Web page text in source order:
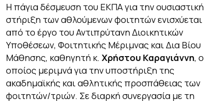
Η πάγια δέσμευση του ΕΚΠΑ για την ουσιαστική
στήριξη των αθλούμενων φοιτητών ενισχύεται
από το έργο του Αντιπρύτανη Διοικητικών
Υποθέσεων, Φοιτητικής Μέριμνας και Δια Βίου
Μάθησης, καθηγητή κ. Χρήστου Καραγιάννη, ο
οποίος μεριμνά για την υποστήριξη της
ακαδημαϊκής και αθλητικής προσπάθειας των
φοιτητών/τριών. Σε διαρκή συνεργασία με τη